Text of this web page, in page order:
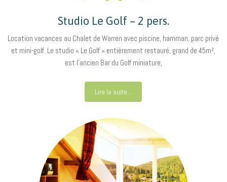
Studio Le Golf – 2 pers.
Location vacances au Chalet de Warren avec piscine, hamman, parc privé
et mini-golf. Le studio « Le Golf » entièrement restauré, grand de 45m²,
est l’ancien Bar du Golf miniature,
Lire la suite...